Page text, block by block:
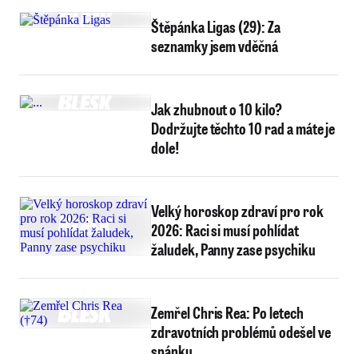
Štěpánka Ligas (29): Za
seznamky jsem vděčná
Jak zhubnout o 10 kilo?
Dodržujte těchto 10 rad a máte je
dole!
Velký horoskop zdraví pro rok
2026: Raci si musí pohlídat
žaludek, Panny zase psychiku
Zemřel Chris Rea: Po letech
zdravotních problémů odešel ve